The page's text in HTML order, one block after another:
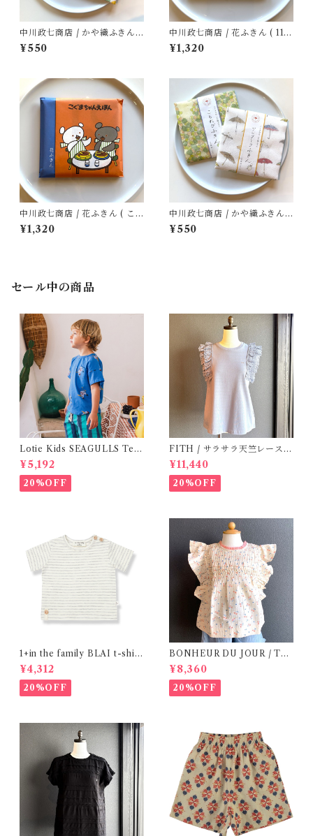
中川政七商店 / かや織ふきん (
お弁当 / 鳥獣戯画 )
¥550
中川政七商店 / 花ふきん ( 11ぴ
¥1,320
中川政七商店 / 花ふきん ( こ
¥1,320
中川政七商店 / かや織ふきん (
イイダ傘店 その２ )
¥550
セール中の商品
Lotie Kids SEAGULLS Tee
(12m- 8Y)
¥5,192
20%OFF
FITH / サラサラ天竺レースT
シャツ (BL) / 145・155
¥11,440
20%OFF
1+in the family BLAI t-shirt
(Grey)
¥4,312
20%OFF
BONHEUR DU JOUR / TO
SCANE BlOUSE (Rose 2~6
Y)
¥8,360
20%OFF